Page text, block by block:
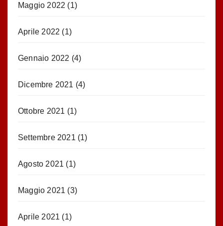
Maggio 2022 (1)
Aprile 2022 (1)
Gennaio 2022 (4)
Dicembre 2021 (4)
Ottobre 2021 (1)
Settembre 2021 (1)
Agosto 2021 (1)
Maggio 2021 (3)
Aprile 2021 (1)